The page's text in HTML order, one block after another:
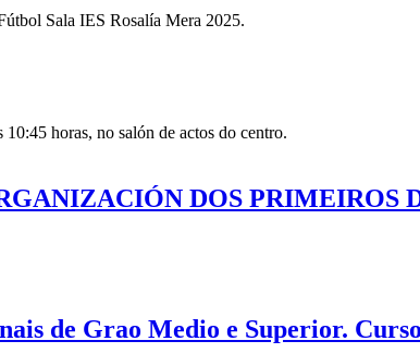
Sala IES Rosalía Mera 2025.
horas, no salón de actos do centro.
DOS PRIMEIROS
de Grao Medio e Superior.